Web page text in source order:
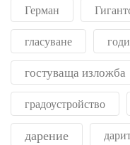
Герман
гласуване
гостуваща изложба
градоустройство
дарение